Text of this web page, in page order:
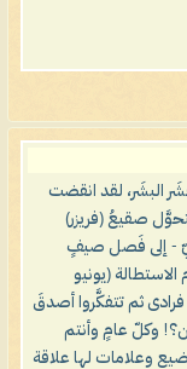
البشَر، لقد انقضت
صقيعُ (فريزر)
- إلى فَصل صيفٍ
يوم الاستطالة (يونيو
فرادى ثم تتفكَّروا أصدقَ
وكلّ عامٍ وأنتم
وعلامات لها علاقة